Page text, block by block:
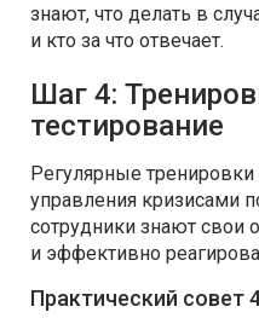
знают, что делать в
и кто за что отвечает.
Шаг 4:
тестирование
Регулярные тренировки
управления кризисами
сотрудники знают свои
и эффективно
Практический совет